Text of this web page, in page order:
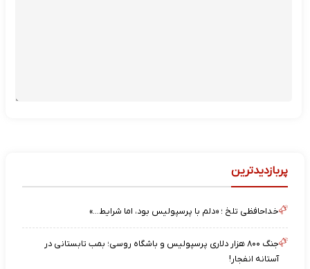
پربازدیدترین
خداحافظی تلخ ؛ «دلم با پرسپولیس بود، اما شرایط…»
جنگ ۸۰۰ هزار دلاری پرسپولیس و باشگاه روسی؛ بمب تابستانی در
آستانه انفجار!